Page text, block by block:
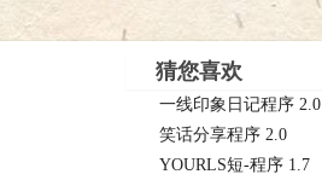
猜您喜欢
一线印象日记程序 2.0
笑话分享程序 2.0
YOURLS短-程序 1.7